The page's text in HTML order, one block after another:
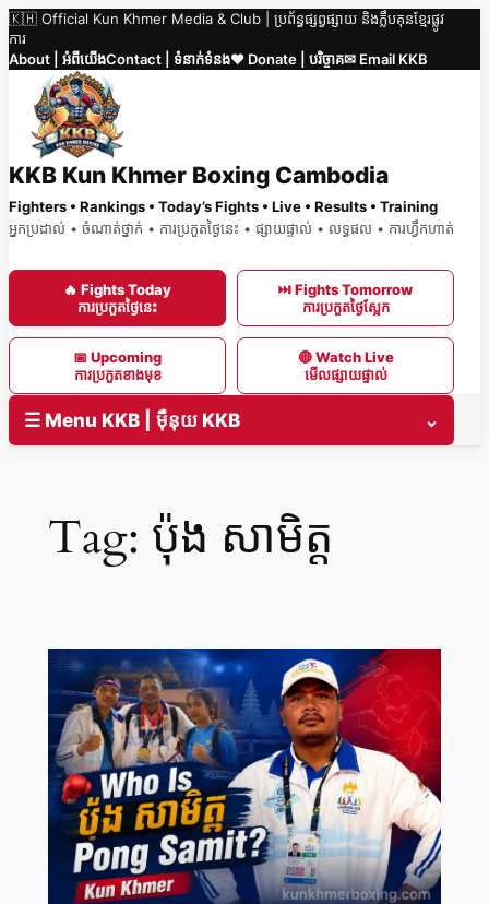
Skip
to
content
🇰🇭 Official Kun Khmer Media & Club | ប្រព័ន្ធផ្សព្វផ្សាយ និងក្លឹបគុនខ្មែរផ្លូវ
ការ
About | អំពីយើងContact | ទំនាក់ទំនង❤️ Donate | បរិច្ចាគ✉ Email KKB
KKB Kun Khmer Boxing Cambodia
Fighters • Rankings • Today’s Fights • Live • Results • Training
អ្នកប្រដាល់ • ចំណាត់ថ្នាក់ • ការប្រកួតថ្ងៃនេះ • ផ្សាយផ្ទាល់ • លទ្ធផល • ការហ្វឹកហាត់
🔥 Fights Today
ការប្រកួតថ្ងៃនេះ
⏭ Fights Tomorrow
ការប្រកួតថ្ងៃស្អែក
📅 Upcoming
ការប្រកួតខាងមុខ
🔴 Watch Live
មើលផ្សាយផ្ទាល់
☰ Menu KKB | ម៉ឺនុយ KKB ⌄
Tag: ប៉ុង សាមិត្ត